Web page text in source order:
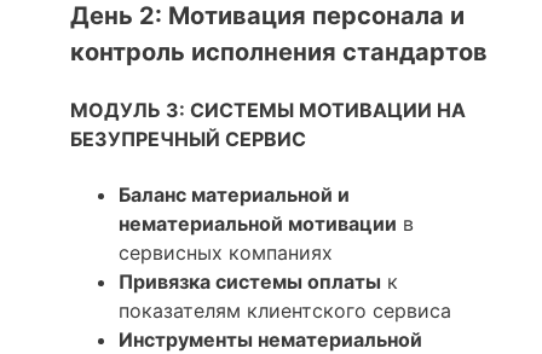
День 2: Мотивация персонала и
контроль исполнения стандартов
МОДУЛЬ 3: СИСТЕМЫ МОТИВАЦИИ НА
БЕЗУПРЕЧНЫЙ СЕРВИС
Баланс материальной и
нематериальной мотивации в
сервисных компаниях
Привязка системы оплаты к
показателям клиентского сервиса
Инструменты нематериальной